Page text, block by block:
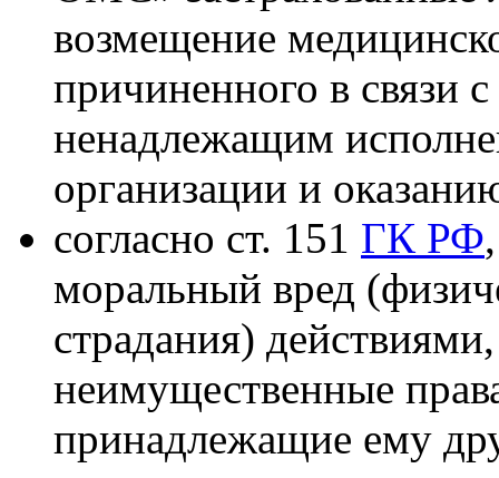
возмещение
причиненного в связи
ненадлежащим
организации и
согласно ст. 151 ГК РФ
моральный вред
страдания)
неимущественные
принадлежащие ему